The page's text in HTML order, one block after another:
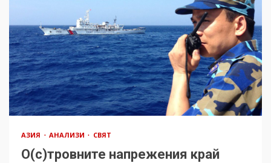
АЗИЯ АНАЛИЗИ СВЯТ
О(с)тровните напрежения край